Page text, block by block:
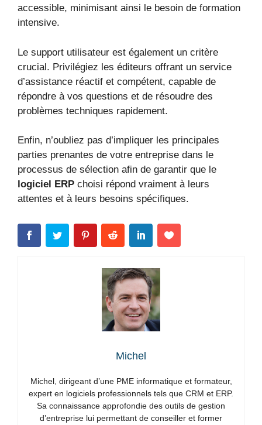
accessible, minimisant ainsi le besoin de formation
intensive.
Le support utilisateur est également un critère
crucial. Privilégiez les éditeurs offrant un service
d’assistance réactif et compétent, capable de
répondre à vos questions et de résoudre des
problèmes techniques rapidement.
Enfin, n’oubliez pas d’impliquer les principales
parties prenantes de votre entreprise dans le
processus de sélection afin de garantir que le
logiciel ERP choisi répond vraiment à leurs
attentes et à leurs besoins spécifiques.
Michel
Michel, dirigeant d’une PME informatique et formateur,
expert en logiciels professionnels tels que CRM et ERP.
Sa connaissance approfondie des outils de gestion
d’entreprise lui permettant de conseiller et former